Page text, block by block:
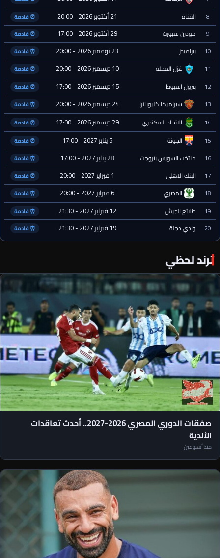
8 القناة 21 أكتوبر 2026 - 20:00 ⏰ قادمة
9 مودرن سبورت 29 أكتوبر 2026 - 17:00 ⏰ قادمة
10 بيراميدز 23 نوفمبر 2026 - 20:00 ⏰ قادمة
11 غزل المحلة 10 ديسمبر 2026 - 20:00 ⏰ قادمة
12 بترول اسيوط 15 ديسمبر 2026 - 17:00 ⏰ قادمة
13 سيراميكا كليوباترا 24 ديسمبر 2026 - 20:00 ⏰ قادمة
14 الاتحاد السكندري 29 ديسمبر 2026 - 17:00 ⏰ قادمة
15 الجونة 5 يناير 2027 - 17:00 ⏰ قادمة
16 منتخب السويس بتروجت 28 يناير 2027 - 17:00 ⏰ قادمة
17 البنك الاهلي 1 فبراير 2027 - 20:00 ⏰ قادمة
18 المصري 6 فبراير 2027 - 20:00 ⏰ قادمة
19 طلائع الجيش 12 فبراير 2027 - 21:30 ⏰ قادمة
20 وادي دجلة 19 فبراير 2027 - 21:30 ⏰ قادمة
ترند لحظي
صفقات الدوري المصري 2026-2027.. أحدث تعاقدات
الأندية
منذ أسبوعين